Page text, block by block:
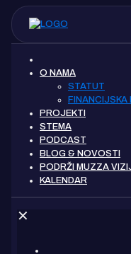
O NAMA
STATUT
FINANCIJSKA
PROJEKTI
STEMA
PODCAST
BLOG & NOVOSTI
PODRŽI MUZZA
KALENDAR
✕